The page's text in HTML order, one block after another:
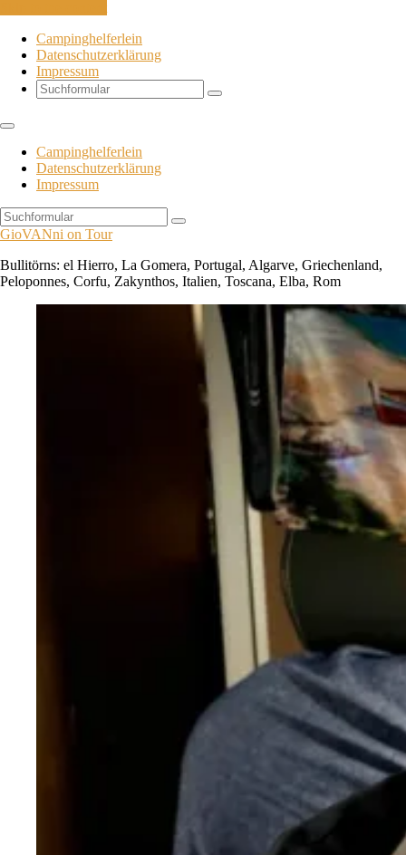
Campinghelferlein
Datenschutzerklärung
Impressum
Search
Campinghelferlein
Datenschutzerklärung
Impressum
Search
GioVANni on Tour
Bullitörns: el Hierro, La Gomera, Portugal, Algarve, Griechenland,
Peloponnes, Corfu, Zakynthos, Italien, Toscana, Elba, Rom